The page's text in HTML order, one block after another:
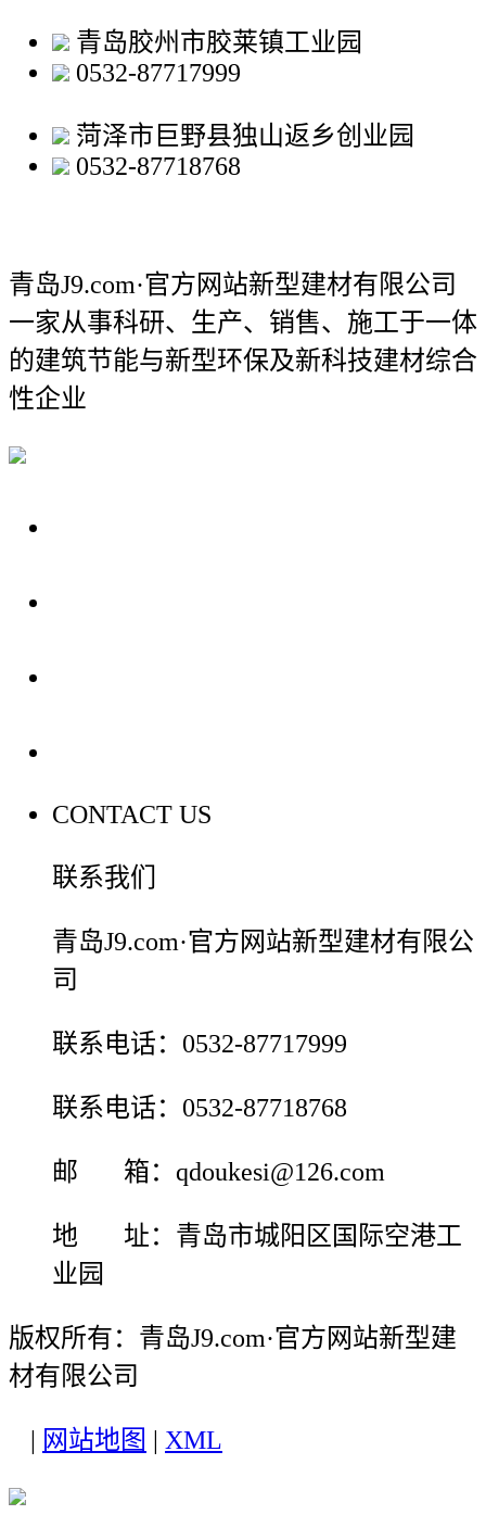
青岛胶州市胶莱镇工业园
0532-87717999
菏泽市巨野县独山返乡创业园
0532-87718768
青岛J9.com·官方网站新型建材有限公司
一家从事科研、生产、销售、施工于一体
的建筑节能与新型环保及新科技建材综合
性企业
CONTACT US
联系我们
青岛J9.com·官方网站新型建材有限公
司
联系电话：0532-87717999
联系电话：0532-87718768
邮 箱：qdoukesi@126.com
地 址：青岛市城阳区国际空港工
业园
版权所有：青岛J9.com·官方网站新型建
材有限公司
网站地图 XML